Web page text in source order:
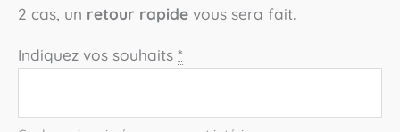
2 cas, un retour rapide vous sera fait.
Indiquez vos souhaits *